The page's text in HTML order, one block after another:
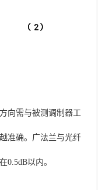
向需与被测调制器工
准确。 广法兰与光纤
0.5dB以内。